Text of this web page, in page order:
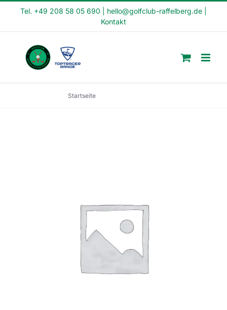
Tel. +49 208 58 05 690 hello@golfclub-raffelberg.de
Kontakt
Startseite